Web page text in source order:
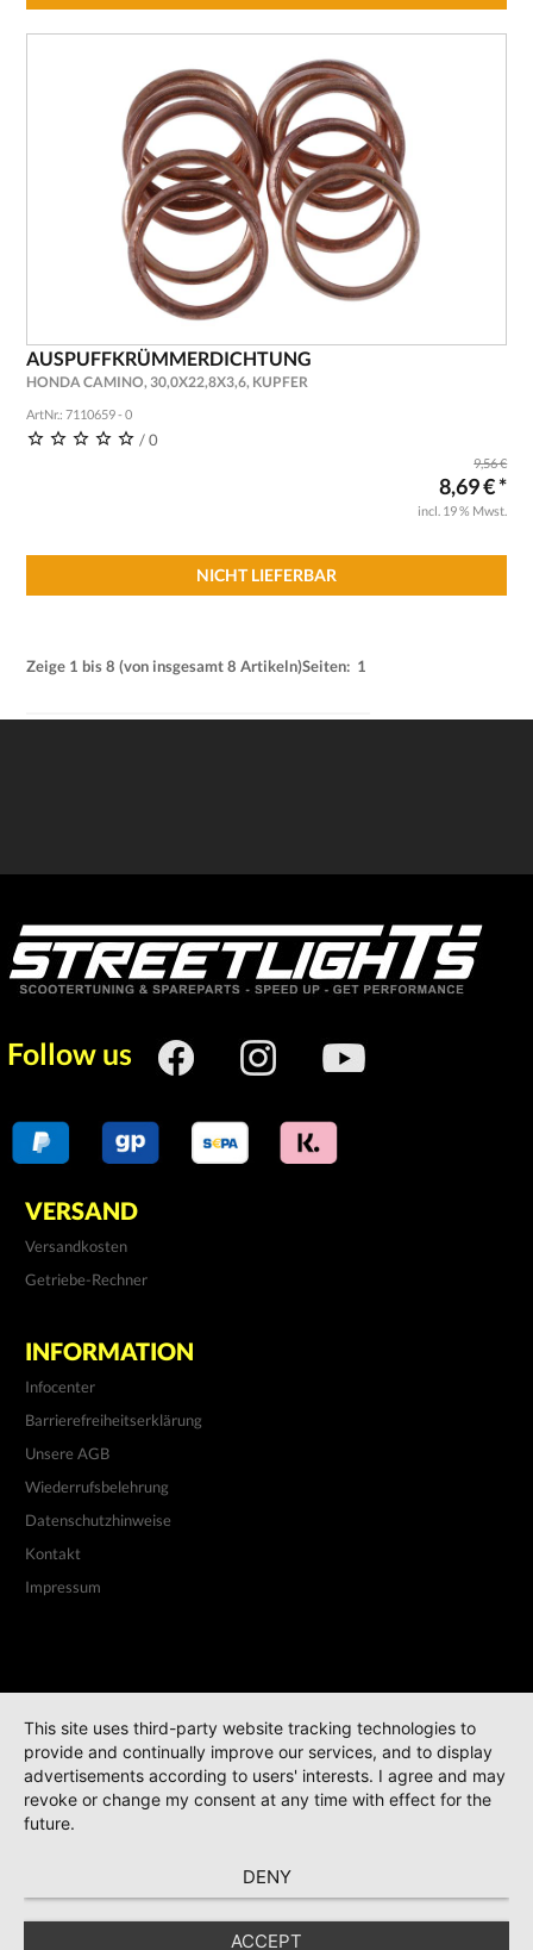
AUSPUFFKRÜMMERDICHTUNG
HONDA CAMINO, 30,0X22,8X3,6, KUPFER
ArtNr.: 7110659 - 0
/ 0
9,56 €
8,69 € *
incl. 19 % Mwst.
NICHT LIEFERBAR
Zeige 1 bis8 (von insgesamt8 Artikeln)Seiten: 1
Follow us
VERSAND
Versandkosten
Getriebe-Rechner
INFORMATION
Infocenter
Barrierefreiheitserklärung
Unsere AGB
Wiederrufsbelehrung
Datenschutzhinweise
Kontakt
Impressum
This site uses third-party website tracking technologies to
provide and continually improve our services, and to display
advertisements according to users' interests. I agree and may
revoke or change my consent at any time with effect for the
future.
DENY
ACCEPT